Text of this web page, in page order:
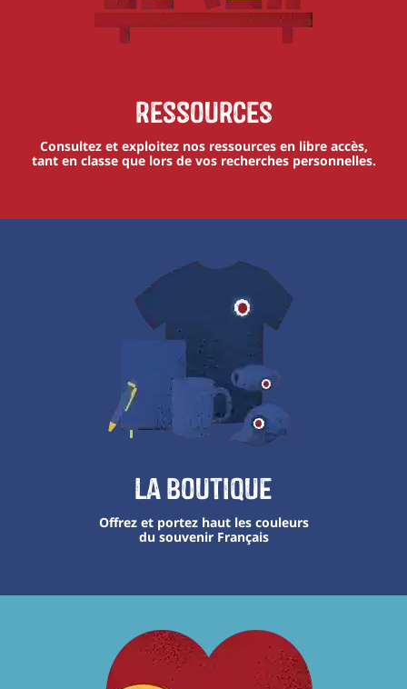
Ressources
Consultez et exploitez nos ressources en libre accès,
tant en classe que lors de vos recherches personnelles.
La boutique
Offrez et portez haut les couleurs
du souvenir Français